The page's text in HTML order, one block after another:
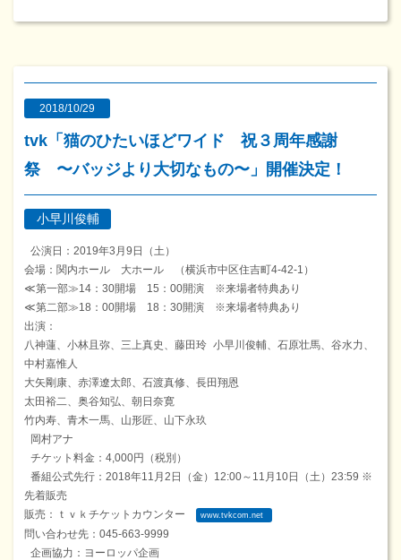
2018/10/29
tvk「猫のひたいほどワイド 祝３周年感謝
祭 〜バッジより大切なもの〜」開催決定！
小早川俊輔
公演日：2019年3月9日（土）
会場：関内ホール 大ホール （横浜市中区住吉町4-42-1）
≪第一部≫14：30開場 15：00開演 ※来場者特典あり
≪第二部≫18：00開場 18：30開演 ※来場者特典あり
出演：
八神蓮、小林且弥、三上真史、藤田玲 小早川俊輔、石原壮馬、谷水力、
中村嘉惟人
大矢剛康、赤澤遼太郎、石渡真修、長田翔恩
太田裕二、奥谷知弘、朝日奈寛
竹内寿、青木一馬、山形匠、山下永玖
岡村アナ
チケット料金：4,000円（税別）
番組公式先行：2018年11月2日（金）12:00～11月10日（土）23:59 ※
先着販売
販売：ｔｖｋチケットカウンター
www.tvkcom.net
問い合わせ先：045-663-9999
企画協力：ヨーロッパ企画